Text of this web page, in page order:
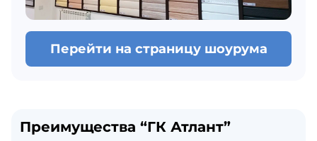
Перейти на страницу шоурума
Преимущества “ГК Атлант”